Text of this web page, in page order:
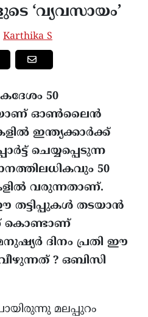
‘വ്യവസായം’
Karthika S
50
ഓൺലൈൻ
ഇന്ത്യക്കാർക്ക്
ചെയ്യപ്പെടുന്ന
50
വരുന്നതാണ്.
തടയാൻ
കൊണ്ടാണ്
ദിനം പ്രതി ഈ
? ഒബിസി
മലപ്പുറം